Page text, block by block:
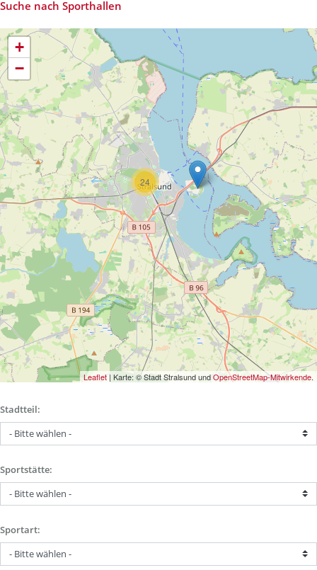
Suche nach Sporthallen
24
+
−
Leaflet | Karte: © Stadt Stralsund undOpenStreetMap-Mitwirkende.
Stadtteil:
Sportstätte:
Sportart: